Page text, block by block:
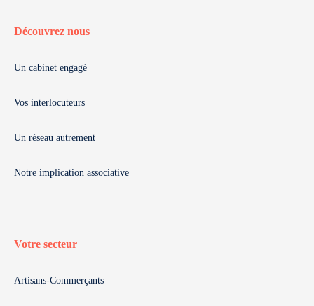
Découvrez nous
Un cabinet engagé
Vos interlocuteurs
Un réseau autrement
Notre implication associative
Votre secteur
Artisans-Commerçants